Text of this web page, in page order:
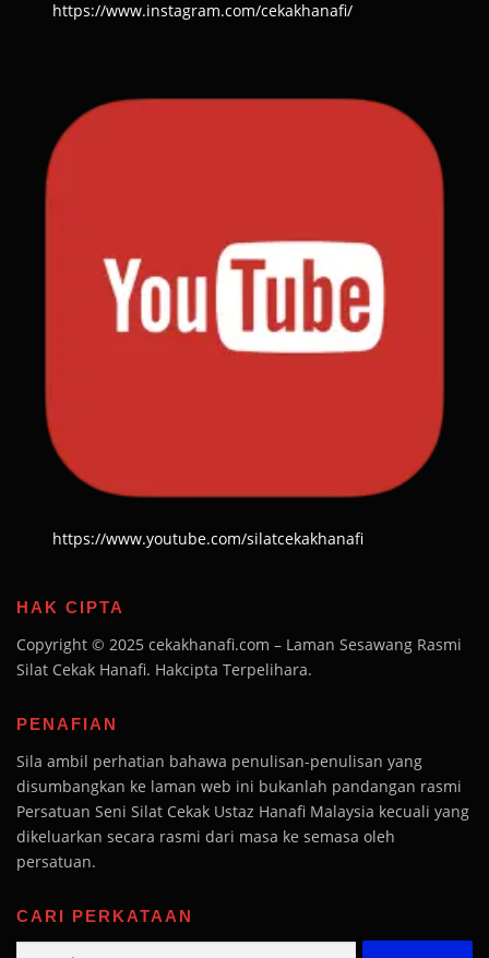
https://www.instagram.com/cekakhanafi/
https://www.youtube.com/silatcekakhanafi
HAK CIPTA
Copyright © 2025 cekakhanafi.com – Laman Sesawang Rasmi
Silat Cekak Hanafi. Hakcipta Terpelihara.
PENAFIAN
Sila ambil perhatian bahawa penulisan-penulisan yang
disumbangkan ke laman web ini bukanlah pandangan rasmi
Persatuan Seni Silat Cekak Ustaz Hanafi Malaysia kecuali yang
dikeluarkan secara rasmi dari masa ke semasa oleh
persatuan.
CARI PERKATAAN